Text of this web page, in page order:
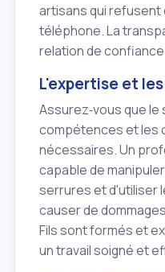
artisans qui refusent
téléphone. La
relation de
L'expertise et
Assurez‑vous que
compétences et les
nécessaires. Un
capable de
serrures et d'utiliser
causer de
Fils sont formés et
un travail soigné et